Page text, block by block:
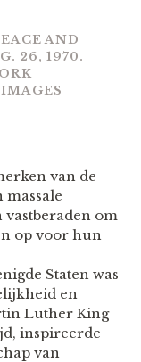
AND
26, 1970.
van de
massale
vastberaden om
op voor hun
Staten was
en
Luther King
inspireerde
van